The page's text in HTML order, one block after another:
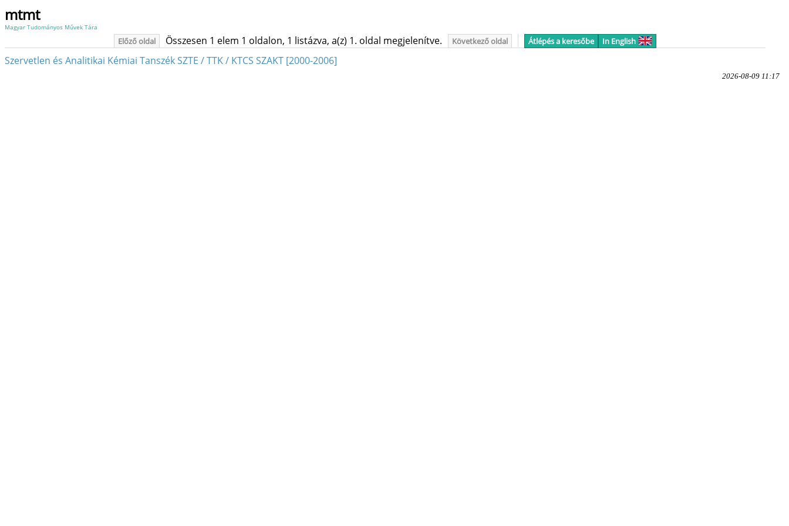
mtmt
Magyar Tudományos Művek Tára
Előző oldal Összesen 1 elem 1 oldalon, 1 listázva, a(z) 1. oldal megjelenítve. Következő oldal Átlépés a keresőbe In English
Szervetlen és Analitikai Kémiai Tanszék SZTE / TTK / KTCS SZAKT [2000-2006]
2026-08-09 11:17